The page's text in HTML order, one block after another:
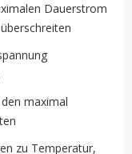
Dauerstrom
maximal
zu Temperatur,